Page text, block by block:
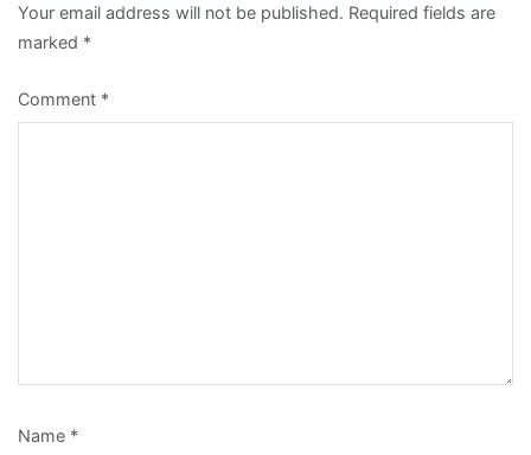
Your email address will not be published. Required fields are
marked *
Comment *
Name *